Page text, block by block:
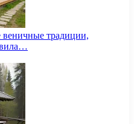
традиции,